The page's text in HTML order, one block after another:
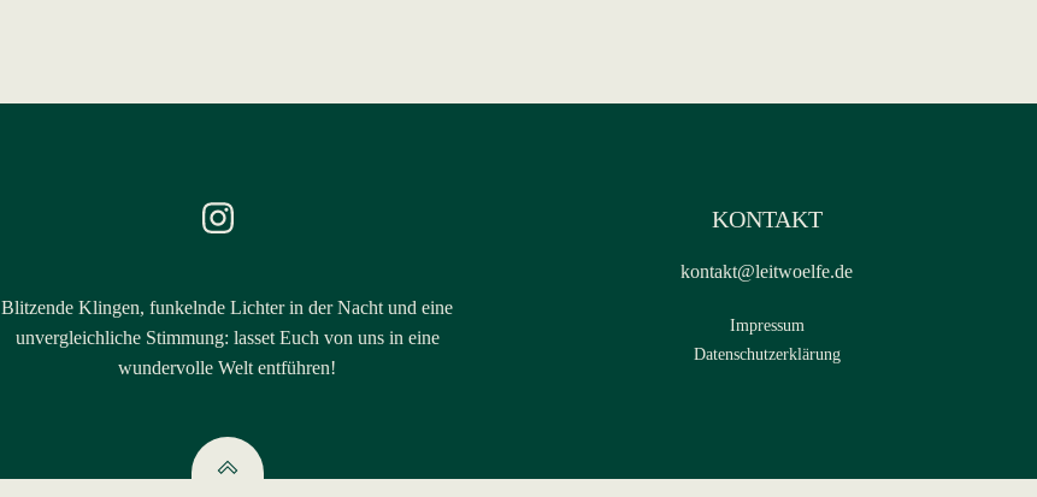
Blitzende Klingen, funkelnde Lichter in der Nacht und eine
unvergleichliche Stimmung: lasset Euch von uns in eine
wundervolle Welt entführen!
KONTAKT
kontakt@leitwoelfe.de
Impressum
Datenschutzerklärung